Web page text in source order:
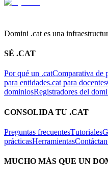
Domini .cat es una
SÉ .CAT
Por qué un .catComparativa de
para entidades.cat para docentes
dominiosRegistradores del
CONSOLIDA TU .CAT
Preguntas frecuentesTutoriales
prácticasHerramientas
MUCHO MÁS QUE UN